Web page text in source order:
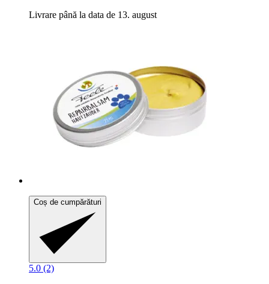
Livrare până la data de 13. august
Coș de cumpărături
5.0 (2)